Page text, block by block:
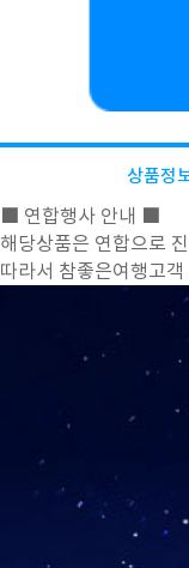
상품정
■ 연합행사 안내 ■
해당상품은 연합으로
따라서 참좋은여행고